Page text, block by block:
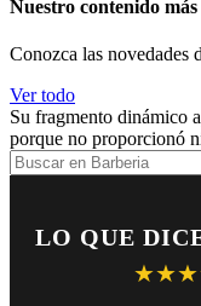
Nuestro contenido
Conozca las novedades
Ver todo
Su fragmento dinámico
porque no proporcionó
LO QUE